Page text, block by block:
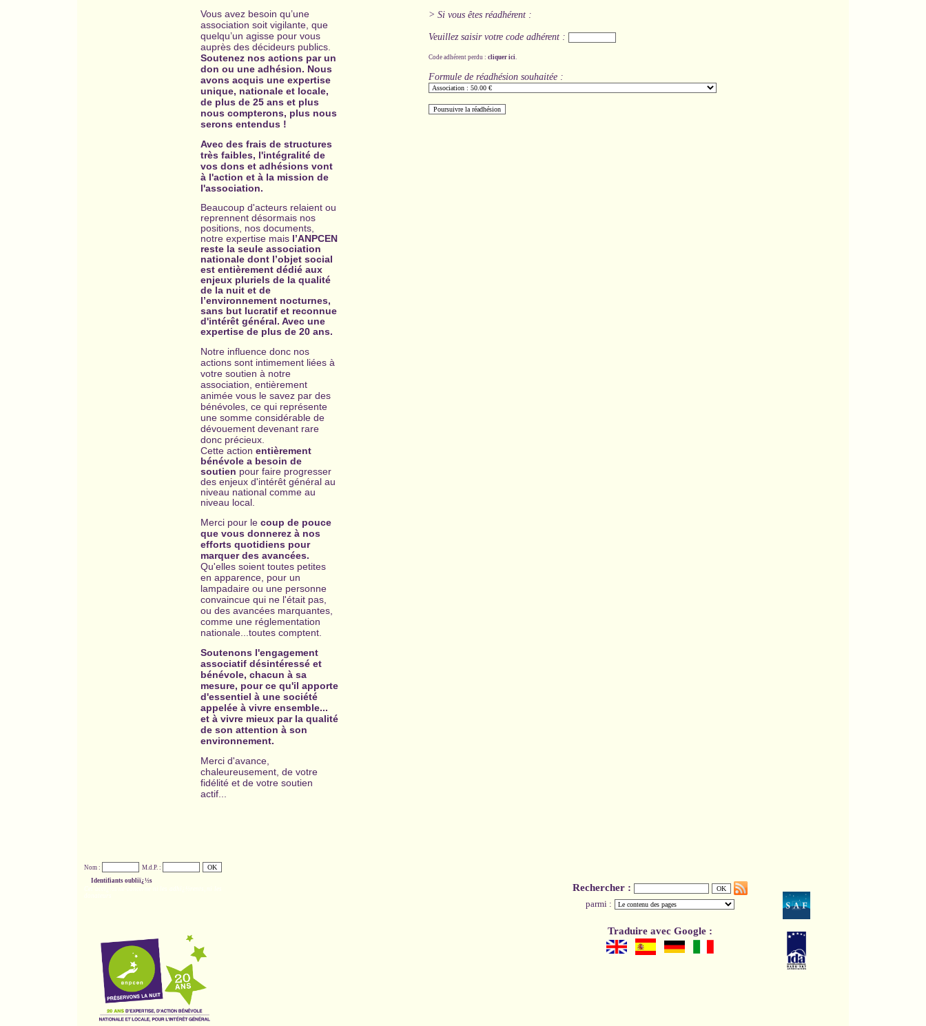
Vous avez besoin qu’une
association soit vigilante, que
quelqu’un agisse pour vous
auprès des décideurs publics.
Soutenez nos actions par un
don ou une adhésion. Nous
avons acquis une expertise
unique, nationale et locale,
de plus de 25 ans et plus
nous compterons, plus nous
serons entendus !
Avec des frais de structures
très faibles, l'intégralité de
vos dons et adhésions vont
à l'action et à la mission de
l'association.
Beaucoup d'acteurs relaient ou
reprennent désormais nos
positions, nos documents,
notre expertise mais l’ANPCEN
reste la seule association
nationale dont l’objet social
est entièrement dédié aux
enjeux pluriels de la qualité
de la nuit et de
l’environnement nocturnes,
sans but lucratif et reconnue
d'intérêt général. Avec une
expertise de plus de 20 ans.
Notre influence donc nos
actions sont intimement liées à
votre soutien à notre
association, entièrement
animée vous le savez par des
bénévoles, ce qui représente
une somme considérable de
dévouement devenant rare
donc précieux.
Cette action entièrement
bénévole a besoin de
soutien pour faire progresser
des enjeux d'intérêt général au
niveau national comme au
niveau local.
Merci pour le coup de pouce
que vous donnerez à nos
efforts quotidiens pour
marquer des avancées.
Qu'elles soient toutes petites
en apparence, pour un
lampadaire ou une personne
convaincue qui ne l'était pas,
ou des avancées marquantes,
comme une réglementation
nationale...toutes comptent.
Soutenons l'engagement
associatif désintéressé et
bénévole, chacun à sa
mesure, pour ce qu'il apporte
d'essentiel à une société
appelée à vivre ensemble...
et à vivre mieux par la qualité
de son attention à son
environnement.
Merci d'avance,
chaleureusement, de votre
fidélité et de votre soutien
actif...
> Si vous êtes réadhérent :
Veuillez saisir votre code adhérent :
Code adhérent perdu : cliquer ici.
Formule de réadhésion souhaitée :
Nom :
M.d.P. :
Identifiants oubliï¿½s
Rechercher :
parmi :
Traduire avec Google :